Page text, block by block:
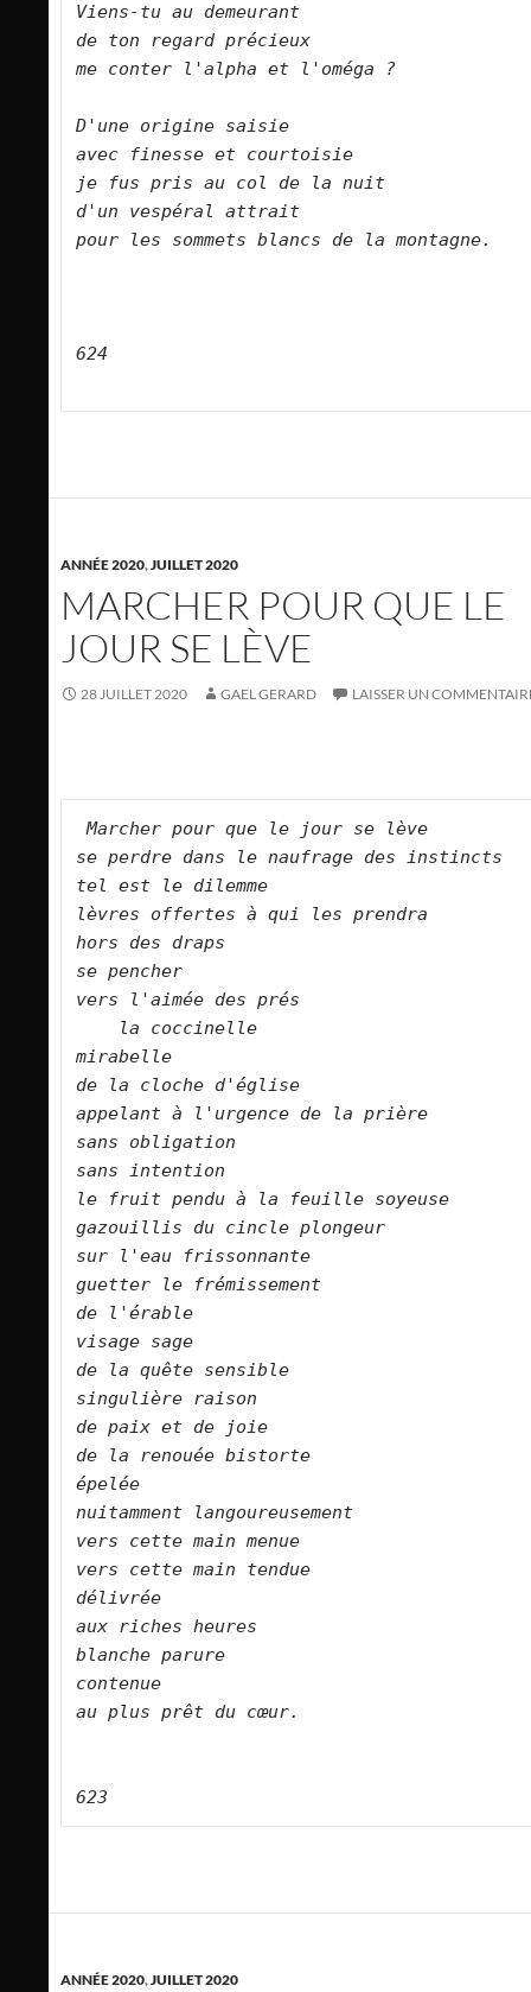
Viens-tu au demeurant
de ton regard précieux
me conter l'alpha et l'oméga ?
D'une origine saisie
avec finesse et courtoisie
je fus pris au col de la nuit
d'un vespéral attrait
pour les sommets blancs de la
624
ANNÉE 2020,JUILLET 2020
MARCHER POUR QUE LE
JOUR SE LÈVE
28 JUILLET 2020 GAEL GERARD LAISSER UN
Marcher pour que le jour se lève
se perdre dans le naufrage des
tel est le dilemme
lèvres offertes à qui les prendra
hors des draps
se pencher
vers l'aimée des prés
la coccinelle
mirabelle
de la cloche d'église
appelant à l'urgence de la prière
sans obligation
sans intention
le fruit pendu à la feuille soyeuse
gazouillis du cincle plongeur
sur l'eau frissonnante
guetter le frémissement
de l'érable
visage sage
de la quête sensible
singulière raison
de paix et de joie
de la renouée bistorte
épelée
nuitamment langoureusement
vers cette main menue
vers cette main tendue
délivrée
aux riches heures
blanche parure
contenue
au plus prêt du cœur.
623
ANNÉE 2020,JUILLET 2020